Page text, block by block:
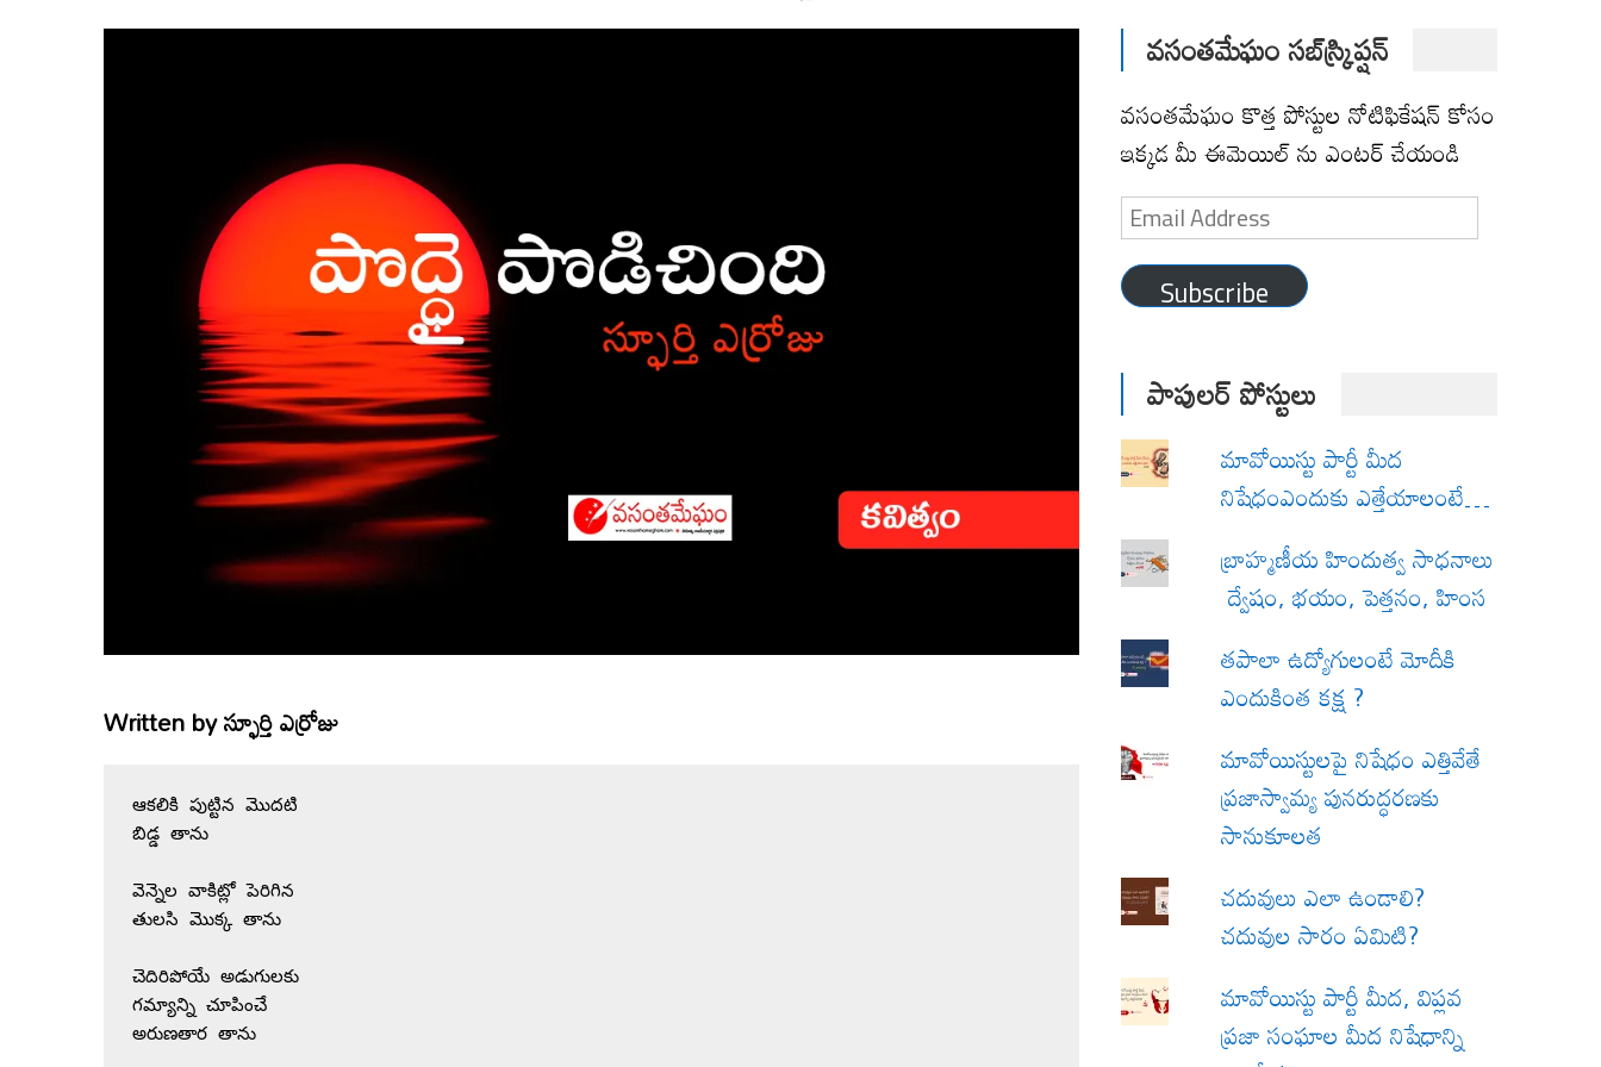
Written byస్ఫూర్తి ఎర్రోజు
ఆకలికి పుట్టిన మొదటి
బిడ్డ తాను
వెన్నెల వాకిట్లో పెరిగిన
తులసి మొక్క తాను
చెదిరిపోయే అడుగులకు
గమ్యాన్ని చూపించే
అరుణతార తాను
వసంతమేఘం సబ్‌స్క్రిప్షన్
వసంతమేఘం కొత్త పోస్టుల నోటిఫికేషన్ కోసం
ఇక్కడ మీ ఈమెయిల్ ను ఎంటర్ చేయండి
Email
Address
Subscribe
పాపులర్ పోస్టులు
మావోయిస్టు పార్టీ మీద
నిషేధంఎందుకు ఎత్తేయాలంటే…
బ్రాహ్మణీయ హిందుత్వ సాధనాలు
ద్వేషం, భయం, పెత్తనం, హింస
త‌పాలా ఉద్యోగులంటే మోదీకి
ఎందుకింత కక్ష ?
మావోయిస్టులపై నిషేధం ఎత్తివేతే
ప్రజాస్వామ్య పునరుద్ధరణకు
సానుకూలత
చదువులు ఎలా ఉండాలి?
చదువుల సారం ఏమిటి?
మావోయిస్టు పార్టీ మీద, విప్లవ
ప్రజా సంఘాల మీద నిషేధాన్ని